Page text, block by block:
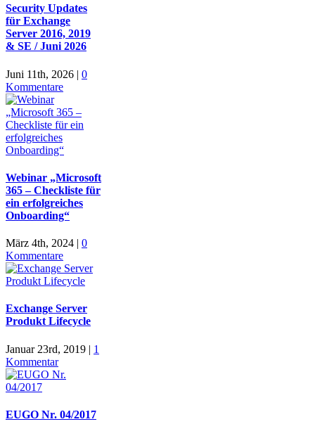
Security Updates
für Exchange
Server 2016, 2019
& SE / Juni 2026
Juni 11th, 2026 | 0
Kommentare
Webinar „Microsoft
365 – Checkliste für
ein erfolgreiches
Onboarding“
März 4th, 2024 | 0
Kommentare
Exchange Server
Produkt Lifecycle
Januar 23rd, 2019 | 1
Kommentar
EUGO Nr. 04/2017